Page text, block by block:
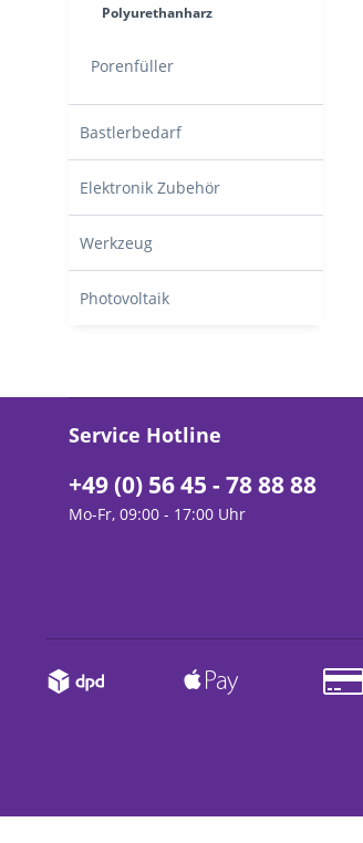
Polyurethanharz
Porenfüller
Bastlerbedarf
Elektronik Zubehör
Werkzeug
Photovoltaik
Service Hotline
+49 (0) 56 45 - 78 88 88
Mo-Fr, 09:00 - 17:00 Uhr